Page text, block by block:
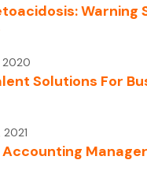
Warning
2020
Solutions For